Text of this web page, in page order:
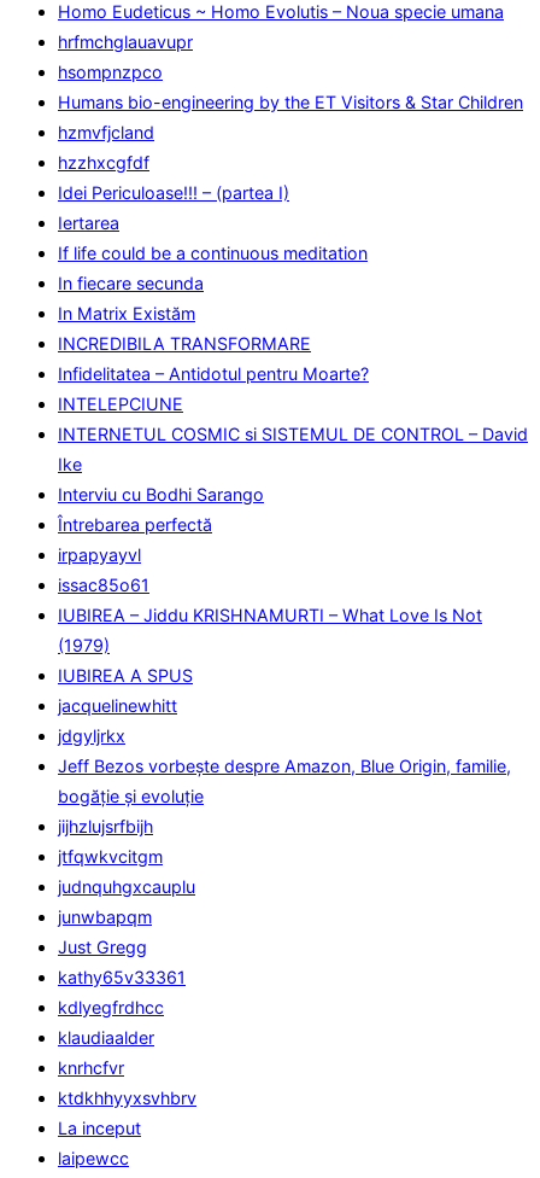
Homo Eudeticus ~ Homo Evolutis – Noua specie umana
hrfmchglauavupr
hsompnzpco
Humans bio-engineering by the ET Visitors & Star Children
hzmvfjcland
hzzhxcgfdf
Idei Periculoase!!! – (partea I)
Iertarea
If life could be a continuous meditation
In fiecare secunda
In Matrix Existăm
INCREDIBILA TRANSFORMARE
Infidelitatea – Antidotul pentru Moarte?
INTELEPCIUNE
INTERNETUL COSMIC si SISTEMUL DE CONTROL – David
Ike
Interviu cu Bodhi Sarango
Întrebarea perfectă
irpapyayvl
issac85o61
IUBIREA – Jiddu KRISHNAMURTI – What Love Is Not
(1979)
IUBIREA A SPUS
jacquelinewhitt
jdgyljrkx
Jeff Bezos vorbește despre Amazon, Blue Origin, familie,
bogăție și evoluție
jijhzlujsrfbijh
jtfqwkvcitgm
judnquhgxcauplu
junwbapqm
Just Gregg
kathy65v33361
kdlyegfrdhcc
klaudiaalder
knrhcfvr
ktdkhhyyxsvhbrv
La inceput
laipewcc